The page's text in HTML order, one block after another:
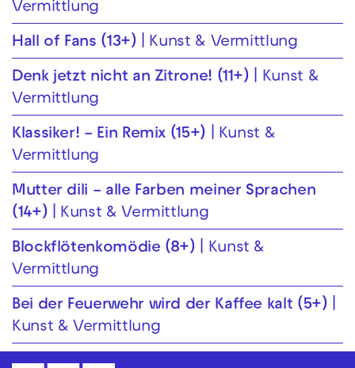
Vermittlung
Hall of Fans (13+) Kunst & Vermittlung
Denk jetzt nicht an Zitrone! (11+)
Kunst &
Vermittlung
Klassiker! – Ein Remix (15+)
Kunst &
Vermittlung
Mutter dili – alle Farben meiner Sprachen
(14+)
Kunst & Vermittlung
Blockflöten­komödie (8+)
Kunst &
Vermittlung
Bei der Feuer­wehr wird der Kaffee kalt (5+)
Kunst & Vermittlung